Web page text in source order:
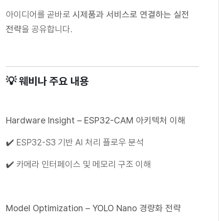
아이디어를 곧바로 시제품과 서비스로 연결하는 실전
전략을 공유합니다.
💡 웨비나 주요 내용
Hardware Insight – ESP32-CAM 아키텍처 이해
✔️ ESP32-S3 기반 AI 처리 플로우 분석
✔️ 카메라 인터페이스 및 메모리 구조 이해
Model Optimization – YOLO Nano 경량화 전략